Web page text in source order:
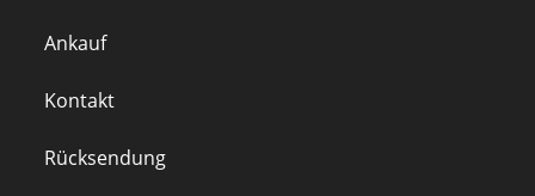
Ankauf
Kontakt
Rücksendung